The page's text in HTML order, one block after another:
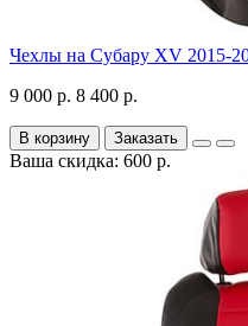
Чехлы на Субару XV 2015-
9 000 р. 8 400 р.
В корзину Заказать
Ваша скидка: 600 р.